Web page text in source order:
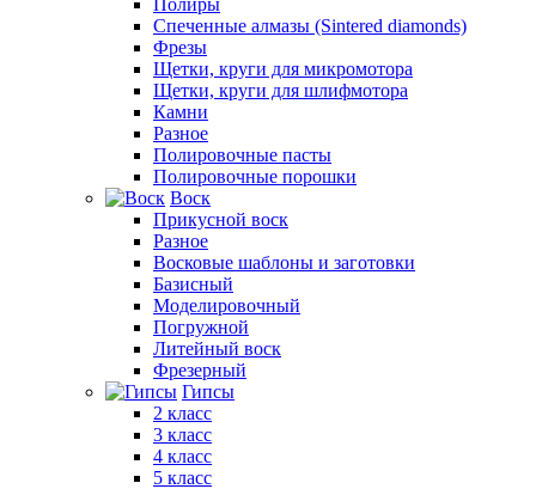
Полиры
Спеченные алмазы (Sintered diamonds)
Фрезы
Щетки, круги для микромотора
Щетки, круги для шлифмотора
Камни
Разное
Полировочные пасты
Полировочные порошки
Воск
Прикусной воск
Разное
Восковые шаблоны и заготовки
Базисный
Моделировочный
Погружной
Литейный воск
Фрезерный
Гипсы
2 класс
3 класс
4 класс
5 класс